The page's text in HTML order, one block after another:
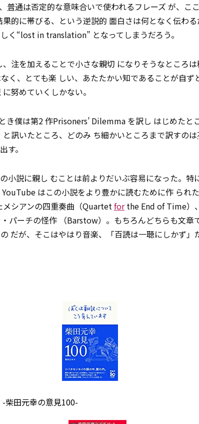
普通は否定的な意味合いで使われるフレーズ が、こ
的に帯びる、という逆説的 面白さは何となく伝わ
く“lost in translation” となってしまうだろう。
注を加えることで小さな親切 になりそうなところは
く、とても楽 しい、あたたかい知であることが自
努めていくしかない。
き僕は第2 作Prisoners’ Dilemma を訳し はじめたと
訊いたところ、どのみ ち細かいところまで訳すのは
す。
小説に親し むことは前よりだいぶ容易になった。特
はこの小説をより豊かに読むために作 られ
メシアンの四重奏曲（Quartetforthe End of Time）
パーチの怪作 （Barstow）。もちろんどちらも文章
だが、そこはやはり音楽、「百読は一聴にしかず」
柴田元幸の意見100-